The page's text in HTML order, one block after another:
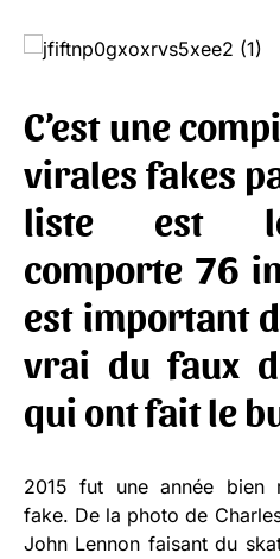
C’est une
virales fakes
liste est
comporte 76
est important
vrai du faux
qui ont fait le
2015 fut une année bien
fake. De la photo de
John Lennon faisant du